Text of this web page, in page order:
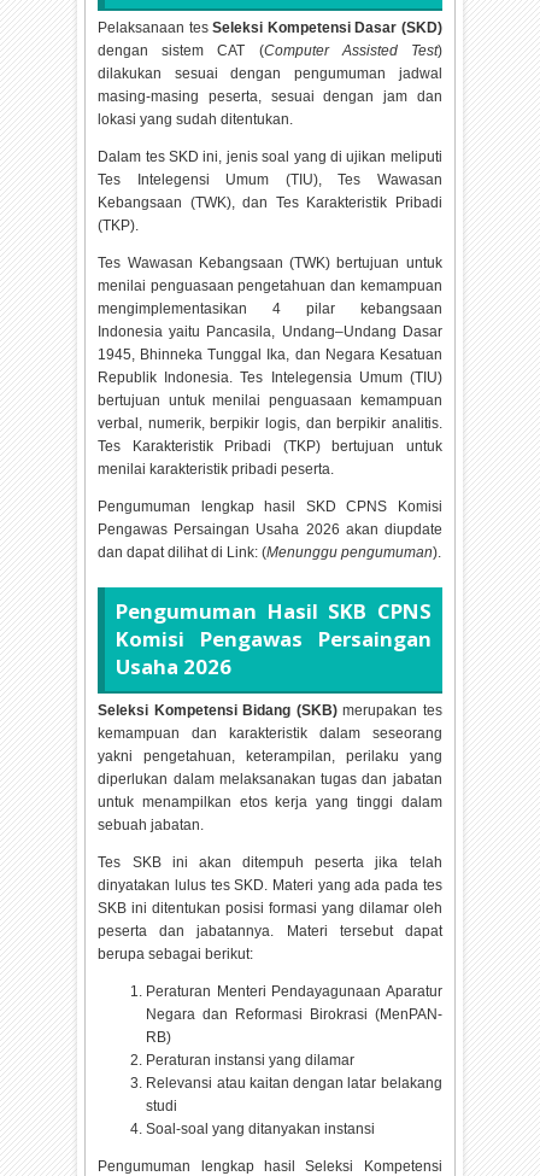
Pelaksanaan tesSeleksi Kompetensi Dasar (SKD)
dengan sistem CAT (Computer Assisted Test)
dilakukan sesuai dengan pengumuman jadwal
masing-masing peserta, sesuai dengan jam dan
lokasi yang sudah ditentukan.
Dalam tes SKD ini, jenis soal yang di ujikan meliputi
Tes Intelegensi Umum (TIU), Tes Wawasan
Kebangsaan (TWK), dan Tes Karakteristik Pribadi
(TKP).
Tes Wawasan Kebangsaan (TWK) bertujuan untuk
menilai penguasaan pengetahuan dan kemampuan
mengimplementasikan 4 pilar kebangsaan
Indonesia yaitu Pancasila, Undang–Undang Dasar
1945, Bhinneka Tunggal Ika, dan Negara Kesatuan
Republik Indonesia. Tes Intelegensia Umum (TIU)
bertujuan untuk menilai penguasaan kemampuan
verbal, numerik, berpikir logis, dan berpikir analitis.
Tes Karakteristik Pribadi (TKP) bertujuan untuk
menilai karakteristik pribadi peserta.
Pengumuman lengkap hasil SKD CPNS Komisi
Pengawas Persaingan Usaha 2026 akan diupdate
dan dapat dilihat di Link: (Menunggu pengumuman).
Pengumuman Hasil SKB CPNS
Komisi Pengawas Persaingan
Usaha 2026
Seleksi Kompetensi Bidang (SKB)merupakan tes
kemampuan dan karakteristik dalam seseorang
yakni pengetahuan, keterampilan, perilaku yang
diperlukan dalam melaksanakan tugas dan jabatan
untuk menampilkan etos kerja yang tinggi dalam
sebuah jabatan.
Tes SKB ini akan ditempuh peserta jika telah
dinyatakan lulus tes SKD. Materi yang ada pada tes
SKB ini ditentukan posisi formasi yang dilamar oleh
peserta dan jabatannya. Materi tersebut dapat
berupa sebagai berikut:
Peraturan Menteri Pendayagunaan Aparatur
Negara dan Reformasi Birokrasi (MenPAN-
RB)
Peraturan instansi yang dilamar
Relevansi atau kaitan dengan latar belakang
studi
Soal-soal yang ditanyakan instansi
Pengumuman lengkap hasil Seleksi Kompetensi